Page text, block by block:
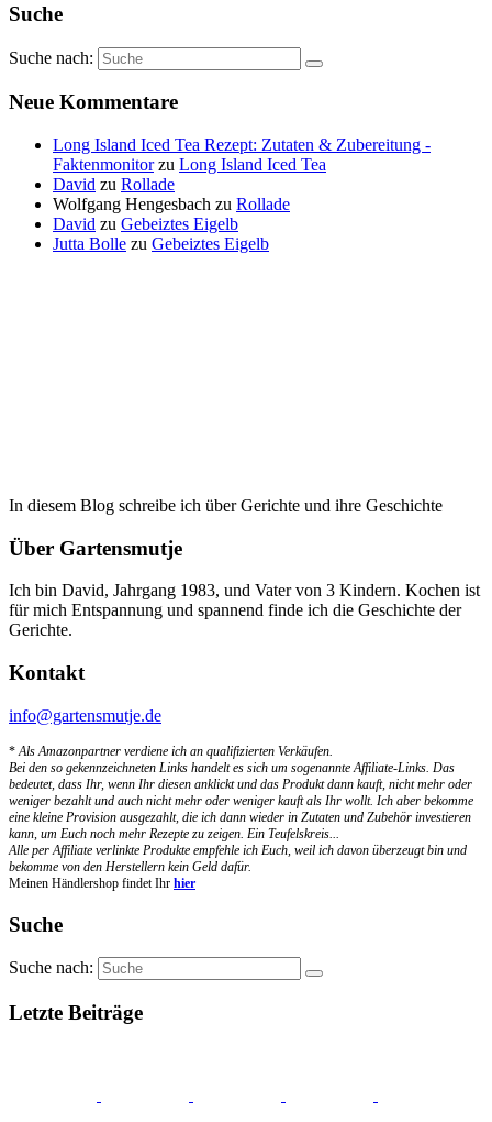
Suche
Suche nach:
Neue Kommentare
Long Island Iced Tea Rezept: Zutaten & Zubereitung -
Faktenmonitorzu Long Island Iced Tea
David zu Rollade
Wolfgang Hengesbach zu Rollade
David zu Gebeiztes Eigelb
Jutta Bolle zu Gebeiztes Eigelb
In diesem Blog schreibe ich über Gerichte und ihre Geschichte
Über Gartensmutje
Ich bin David, Jahrgang 1983, und Vater von 3 Kindern. Kochen ist
für mich Entspannung und spannend finde ich die Geschichte der
Gerichte.
Kontakt
info@gartensmutje.de
*Als Amazonpartner verdiene ich an qualifizierten Verkäufen.
Bei den so gekennzeichneten Links handelt es sich um sogenannte Affiliate-Links. Das
bedeutet, dass Ihr, wenn Ihr diesen anklickt und das Produkt dann kauft, nicht mehr oder
weniger bezahlt und auch nicht mehr oder weniger kauft als Ihr wollt. Ich aber bekomme
eine kleine Provision ausgezahlt, die ich dann wieder in Zutaten und Zubehör investieren
kann, um Euch noch mehr Rezepte zu zeigen. Ein Teufelskreis...
Alle per Affiliate verlinkte Produkte empfehle ich Euch, weil ich davon überzeugt bin und
bekomme von den Herstellern kein Geld dafür.
Meinen Händlershop findet Ihr hier
Suche
Suche nach:
Letzte Beiträge